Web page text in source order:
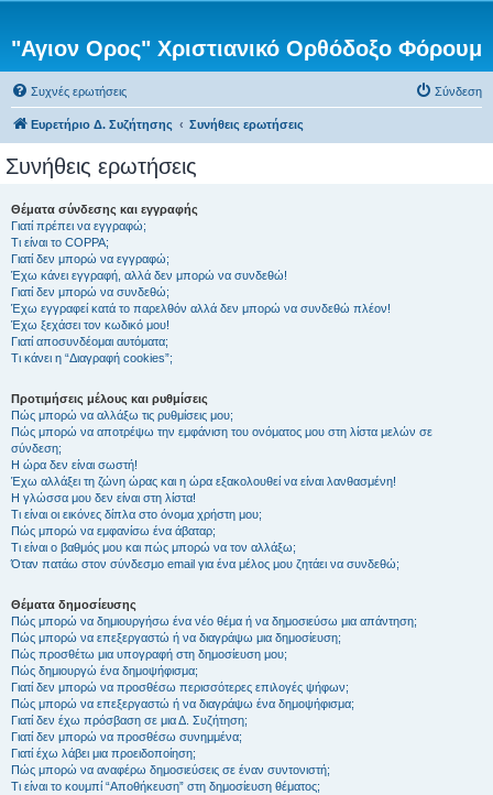
"Αγιον Ορος" Χριστιανικό Ορθόδοξο Φόρουμ
Συχνές ερωτήσεις Σύνδεση
Ευρετήριο Δ. Συζήτησης Συνήθεις ερωτήσεις
Συνήθεις ερωτήσεις
Θέματα σύνδεσης και εγγραφής
Γιατί πρέπει να εγγραφώ;
Τι είναι το COPPA;
Γιατί δεν μπορώ να εγγραφώ;
Έχω κάνει εγγραφή, αλλά δεν μπορώ να συνδεθώ!
Γιατί δεν μπορώ να συνδεθώ;
Έχω εγγραφεί κατά το παρελθόν αλλά δεν μπορώ να συνδεθώ πλέον!
Έχω ξεχάσει τον κωδικό μου!
Γιατί αποσυνδέομαι αυτόματα;
Τι κάνει η “Διαγραφή cookies”;
Προτιμήσεις μέλους και ρυθμίσεις
Πώς μπορώ να αλλάξω τις ρυθμίσεις μου;
Πώς μπορώ να αποτρέψω την εμφάνιση του ονόματος μου στη λίστα μελών σε
σύνδεση;
Η ώρα δεν είναι σωστή!
Έχω αλλάξει τη ζώνη ώρας και η ώρα εξακολουθεί να είναι λανθασμένη!
Η γλώσσα μου δεν είναι στη λίστα!
Τι είναι οι εικόνες δίπλα στο όνομα χρήστη μου;
Πώς μπορώ να εμφανίσω ένα άβαταρ;
Τι είναι ο βαθμός μου και πώς μπορώ να τον αλλάξω;
Όταν πατάω στον σύνδεσμο email για ένα μέλος μου ζητάει να συνδεθώ;
Θέματα δημοσίευσης
Πώς μπορώ να δημιουργήσω ένα νέο θέμα ή να δημοσιεύσω μια απάντηση;
Πώς μπορώ να επεξεργαστώ ή να διαγράψω μια δημοσίευση;
Πώς προσθέτω μια υπογραφή στη δημοσίευση μου;
Πώς δημιουργώ ένα δημοψήφισμα;
Γιατί δεν μπορώ να προσθέσω περισσότερες επιλογές ψήφων;
Πώς μπορώ να επεξεργαστώ ή να διαγράψω ένα δημοψήφισμα;
Γιατί δεν έχω πρόσβαση σε μια Δ. Συζήτηση;
Γιατί δεν μπορώ να προσθέσω συνημμένα;
Γιατί έχω λάβει μια προειδοποίηση;
Πώς μπορώ να αναφέρω δημοσιεύσεις σε έναν συντονιστή;
Τι είναι το κουμπί “Αποθήκευση” στη δημοσίευση θέματος;